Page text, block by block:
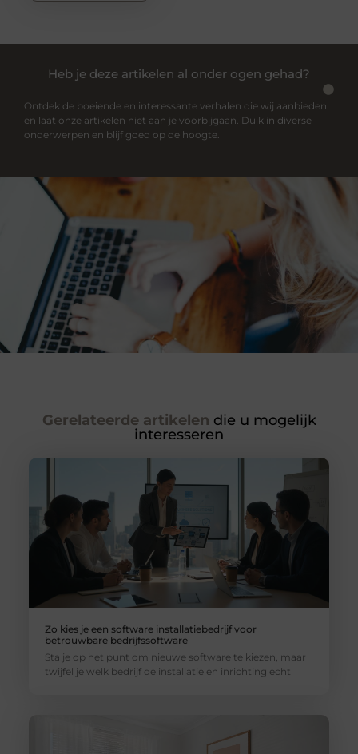
Heb je deze artikelen al onder ogen gehad?
Ontdek de boeiende en interessante verhalen die wij aanbieden
en laat onze artikelen niet aan je voorbijgaan. Duik in diverse
onderwerpen en blijf goed op de hoogte.
Gerelateerde artikelen die u mogelijk
interesseren
Zo kies je een software installatiebedrijf voor
betrouwbare bedrijfssoftware
Sta je op het punt om nieuwe software te kiezen, maar
twijfel je welk bedrijf de installatie en inrichting echt